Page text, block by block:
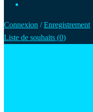
Connexion /Enregistrement
Liste de souhaits (0)